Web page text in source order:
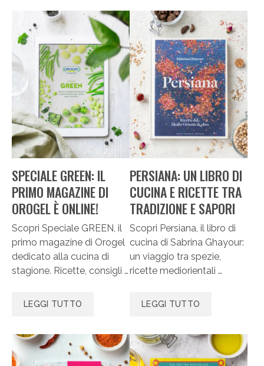
SPECIALE GREEN: IL
PRIMO MAGAZINE DI
OROGEL È ONLINE!
Scopri Speciale GREEN, il
primo magazine di Orogel
dedicato alla cucina di
stagione. Ricette, consigli …
LEGGI TUTTO
PERSIANA: UN LIBRO DI
CUCINA E RICETTE TRA
TRADIZIONE E SAPORI
Scopri Persiana, il libro di
cucina di Sabrina Ghayour:
un viaggio tra spezie,
ricette mediorientali …
LEGGI TUTTO